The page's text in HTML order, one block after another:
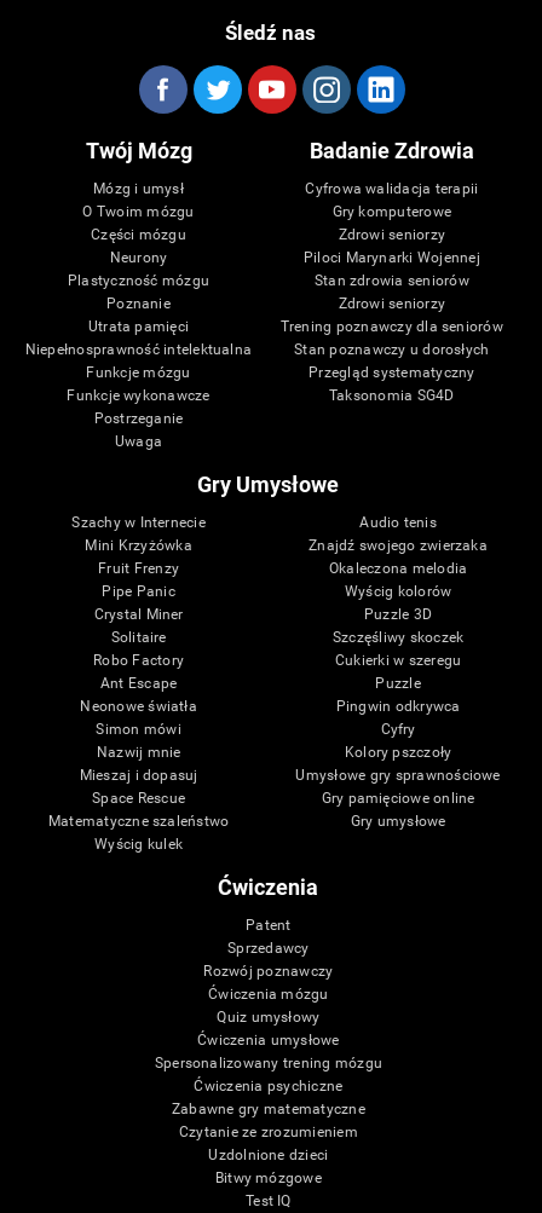
Śledź nas
Twój Mózg
Mózg i umysł
O Twoim mózgu
Części mózgu
Neurony
Plastyczność mózgu
Poznanie
Utrata pamięci
Niepełnosprawność intelektualna
Funkcje mózgu
Funkcje wykonawcze
Postrzeganie
Uwaga
Badanie Zdrowia
Cyfrowa walidacja terapii
Gry komputerowe
Zdrowi seniorzy
Piloci Marynarki Wojennej
Stan zdrowia seniorów
Zdrowi seniorzy
Trening poznawczy dla seniorów
Stan poznawczy u dorosłych
Przegląd systematyczny
Taksonomia SG4D
Gry Umysłowe
Szachy w Internecie
Mini Krzyżówka
Fruit Frenzy
Pipe Panic
Crystal Miner
Solitaire
Robo Factory
Ant Escape
Neonowe światła
Simon mówi
Nazwij mnie
Mieszaj i dopasuj
Space Rescue
Matematyczne szaleństwo
Wyścig kulek
Audio tenis
Znajdź swojego zwierzaka
Okaleczona melodia
Wyścig kolorów
Puzzle 3D
Szczęśliwy skoczek
Cukierki w szeregu
Puzzle
Pingwin odkrywca
Cyfry
Kolory pszczoły
Umysłowe gry sprawnościowe
Gry pamięciowe online
Gry umysłowe
Ćwiczenia
Patent
Sprzedawcy
Rozwój poznawczy
Ćwiczenia mózgu
Quiz umysłowy
Ćwiczenia umysłowe
Spersonalizowany trening mózgu
Ćwiczenia psychiczne
Zabawne gry matematyczne
Czytanie ze zrozumieniem
Uzdolnione dzieci
Bitwy mózgowe
Test IQ